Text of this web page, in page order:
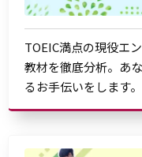
TOEIC満点の現役エ
教材を徹底分析。あ
るお手伝いをします。